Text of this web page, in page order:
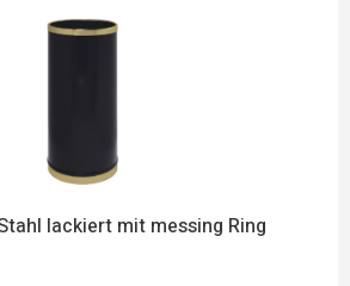
lackiert mit messing Ring